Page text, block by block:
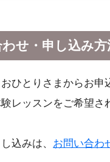
わせ・申し込み方
ひとりさまからお申
レッスンをご希望さ
込みは、 お問い合わ